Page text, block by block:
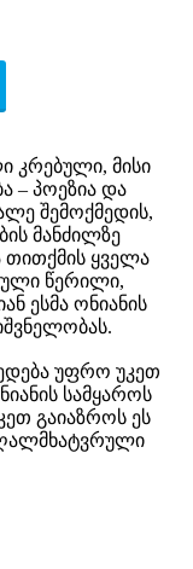
კრებული, მისი
– პოეზია და
შემოქმედის,
მანძილზე
თითქმის ყველა
წერილი,
ესმა ონიანის
უფრო უკეთ
სამყაროს
გაიაზროს ეს